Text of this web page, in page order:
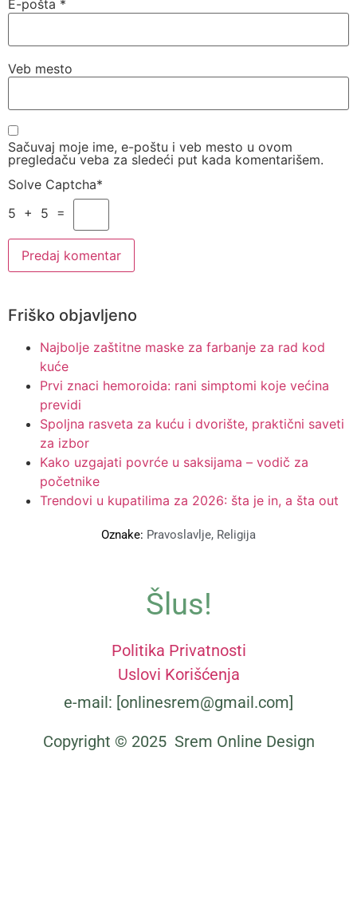
E-pošta *
Veb mesto
Sačuvaj moje ime, e-poštu i veb mesto u ovom
pregledaču veba za sledeći put kada komentarišem.
Solve Captcha*
5 + 5 =
Friško objavljeno
Najbolje zaštitne maske za farbanje za rad kod
kuće
Prvi znaci hemoroida: rani simptomi koje većina
previdi
Spoljna rasveta za kuću i dvorište, praktični saveti
za izbor
Kako uzgajati povrće u saksijama – vodič za
početnike
Trendovi u kupatilima za 2026: šta je in, a šta out
Pravoslavlje, Religija
Oznake:
Politika Privatnosti
Uslovi Korišćenja
e-mail: [onlinesrem@gmail.com]
Copyright © 2025 Srem Online Design
Šlus!